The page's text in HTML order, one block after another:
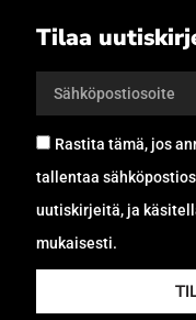
Tilaa
Rastita tämä, jos
tallentaa
uutiskirjeitä, ja
mukaisesti.